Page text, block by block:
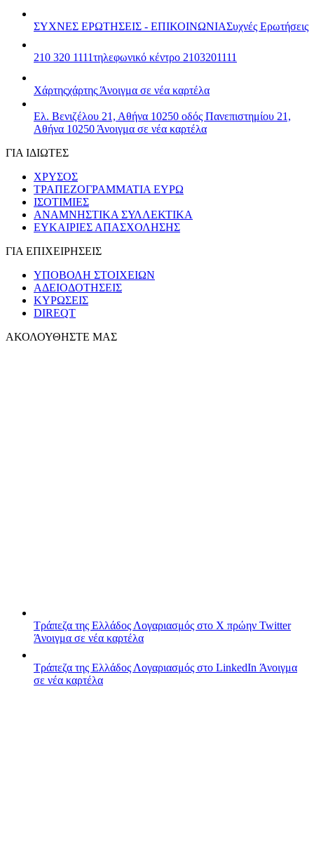
ΣΥΧΝΕΣ ΕΡΩΤΗΣΕΙΣ - ΕΠΙΚΟΙΝΩΝΙΑΣυχνές Ερωτήσεις
210 320 1111τηλεφωνικό κέντρο 2103201111
Χάρτηςχάρτης Άνοιγμα σε νέα καρτέλα
Ελ. Βενιζέλου 21, Αθήνα 10250 οδός Πανεπιστημίου 21,
Αθήνα 10250 Άνοιγμα σε νέα καρτέλα
ΓΙΑ ΙΔΙΩΤΕΣ
ΧΡΥΣΟΣ
ΤΡΑΠΕΖΟΓΡΑΜΜΑΤΙΑ ΕΥΡΩ
ΙΣΟΤΙΜΙΕΣ
ΑΝΑΜΝΗΣΤΙΚΑ ΣΥΛΛΕΚΤΙΚΑ
ΕΥΚΑΙΡΙΕΣ ΑΠΑΣΧΟΛΗΣΗΣ
ΓΙΑ ΕΠΙΧΕΙΡΗΣΕΙΣ
ΥΠΟΒΟΛΗ ΣΤΟΙΧΕΙΩΝ
ΑΔΕΙΟΔΟΤΗΣΕΙΣ
ΚΥΡΩΣΕΙΣ
DIREQT
ΑΚΟΛΟΥΘΗΣΤΕ ΜΑΣ
Τράπεζα της Ελλάδος Λογαριασμός στο X πρώην Twitter
Άνοιγμα σε νέα καρτέλα
Τράπεζα της Ελλάδος Λογαριασμός στο LinkedIn Άνοιγμα
σε νέα καρτέλα